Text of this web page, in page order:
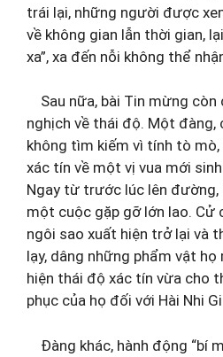
trái lại, những người được
về không gian lẫn thời gian,
xa”, xa đến nỗi không thể
Sau nữa, bài Tin mừng còn
nghịch về thái độ. Một đàng,
không tìm kiếm vì tính tò
xác tín về một vị vua mới
Ngay từ trước lúc lên đường,
một cuộc gặp gỡ lớn lao. Cử
ngôi sao xuất hiện trở lại và
lạy, dâng những phẩm vật
hiện thái độ xác tín vừa cho
phục của họ đối với Hài Nhi
Đàng khác, hành động “bí